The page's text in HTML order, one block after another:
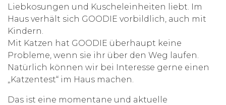
Liebkosungen und Kuscheleinheiten liebt. Im
Haus verhält sich GOODIE vorbildlich, auch mit
Kindern.
Mit Katzen hat GOODIE überhaupt keine
Probleme, wenn sie ihr über den Weg laufen.
Natürlich können wir bei Interesse gerne einen
„Katzentest“ im Haus machen.
Das ist eine momentane und aktuelle